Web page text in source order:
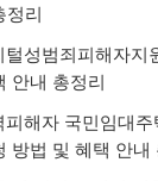
정리
털성범죄피해자지
안내 총정리
피해자 국민임대
방법 및 혜택 안내